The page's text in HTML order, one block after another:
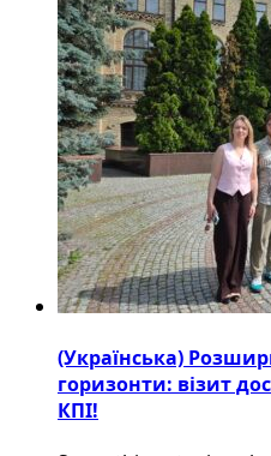
(Українська)
горизонти: візит
КПІ!